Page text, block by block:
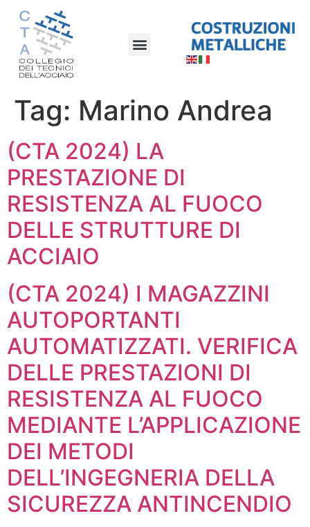
Tag: Marino Andrea
(CTA 2024) LA
PRESTAZIONE DI
RESISTENZA AL FUOCO
DELLE STRUTTURE DI
ACCIAIO
(CTA 2024) I MAGAZZINI
AUTOPORTANTI
AUTOMATIZZATI. VERIFICA
DELLE PRESTAZIONI DI
RESISTENZA AL FUOCO
MEDIANTE L’APPLICAZIONE
DEI METODI
DELL’INGEGNERIA DELLA
SICUREZZA ANTINCENDIO